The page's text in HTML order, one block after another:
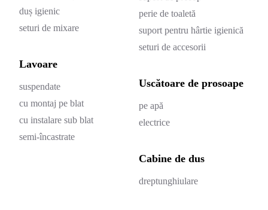
duș igienic
seturi de mixare
Lavoare
suspendate
cu montaj pe blat
cu instalare sub blat
semi-încastrate
perie de toaletă
suport pentru hârtie igienică
seturi de accesorii
Uscătoare de prosoape
pe apă
electrice
Cabine de dus
dreptunghiulare